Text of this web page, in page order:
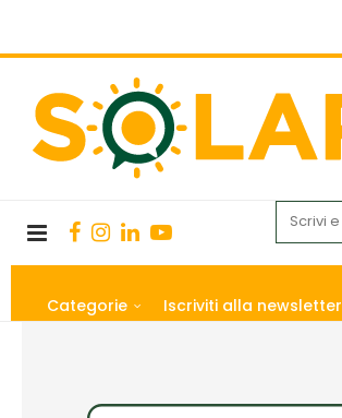
Categorie Iscriviti alla newsletter